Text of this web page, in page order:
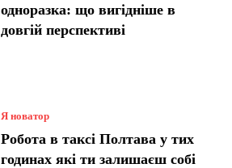
одноразка: що вигідніше в
довгій перспективі
Я новатор
Робота в таксі Полтава у тих
годинах які ти залишаєш собі